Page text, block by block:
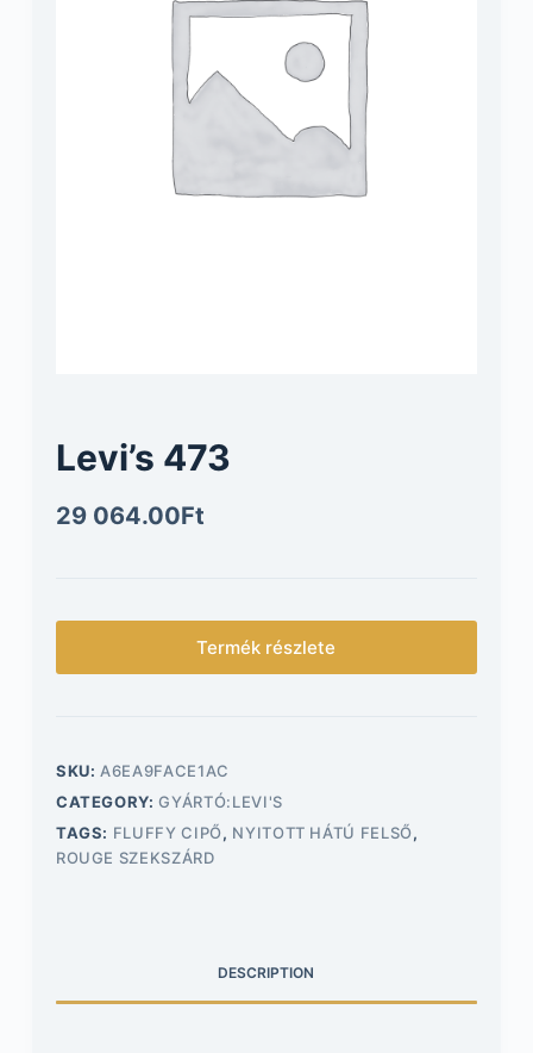
Levi’s 473
29 064.00Ft
Termék részlete
SKU:A6EA9FACE1AC
CATEGORY:GYÁRTÓ:LEVI'S
TAGS: FLUFFY CIPŐ, NYITOTT HÁTÚ FELSŐ,
ROUGE SZEKSZÁRD
DESCRIPTION